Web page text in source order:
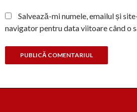
Salvează-mi numele, emailul și
navigator pentru data viitoare când o